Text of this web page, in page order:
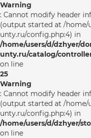
Warning
: Cannot modify header
(output started at /home/
unty.ru/config.php:4) in
/home/users/d/dzhyer/
unty.ru/catalog/
on line
25
Warning
: Cannot modify header
(output started at /home/
unty.ru/config.php:4) in
/home/users/d/dzhyer/
on line